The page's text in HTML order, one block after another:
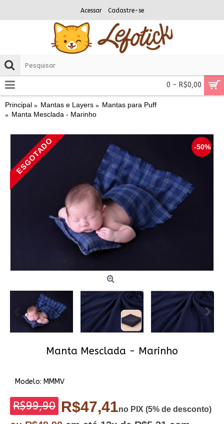
Acessar Cadastre-se
0 - R$0,00
Principal Mantas e Layers
Mantas para Puff
Manta Mesclada - Marinho
-50%
ESGOTADO
Manta Mesclada - Marinho
Modelo: MMMV
R$99,90 R$47,41no PIX (5% de desconto)